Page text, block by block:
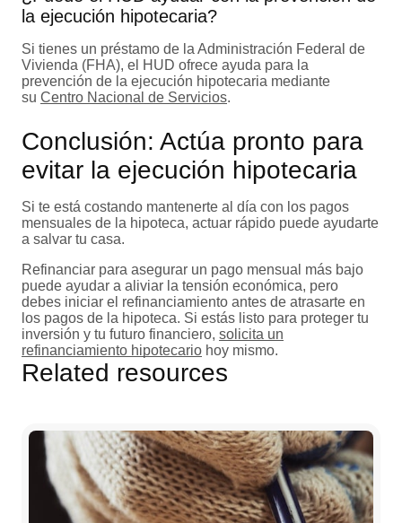
la ejecución hipotecaria?
Si tienes un préstamo de la Administración Federal de
Vivienda (FHA), el HUD ofrece ayuda para la
prevención de la ejecución hipotecaria mediante
su Centro Nacional de Servicios.
Conclusión: Actúa pronto para
evitar la ejecución hipotecaria
Si te está costando mantenerte al día con los pagos
mensuales de la hipoteca, actuar rápido puede ayudarte
a salvar tu casa.
Refinanciar para asegurar un pago mensual más bajo
puede ayudar a aliviar la tensión económica, pero
debes iniciar el refinanciamiento antes de atrasarte en
los pagos de la hipoteca. Si estás listo para proteger tu
inversión y tu futuro financiero, solicita un
refinanciamiento hipotecario hoy mismo.
Related resources